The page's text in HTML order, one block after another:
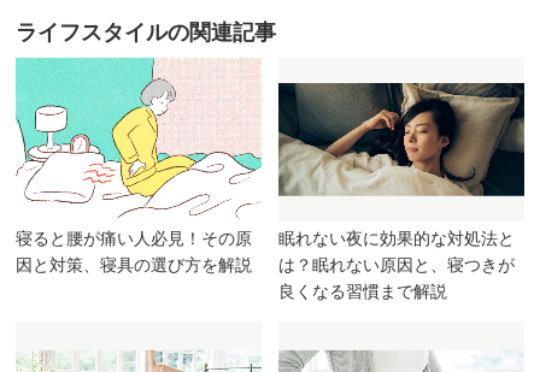
ライフスタイルの関連記事
寝ると腰が痛い人必見！その原
因と対策、寝具の選び方を解説
眠れない夜に効果的な対処法と
は？眠れない原因と、寝つきが
良くなる習慣まで解説